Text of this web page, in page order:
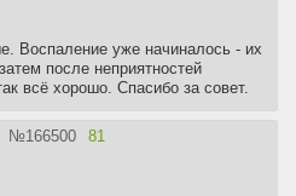
Воспаление уже начиналось - их
после неприятностей
всё хорошо. Спасибо за совет.
№166500 81